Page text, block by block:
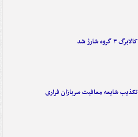
کالابرگ ۳ گروه شارژ شد
تکذیب شایعه معافیت سربازان فراری